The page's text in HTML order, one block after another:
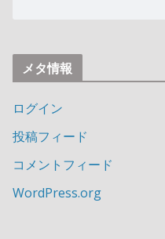
メタ情報
ログイン
投稿フィード
コメントフィード
WordPress.org